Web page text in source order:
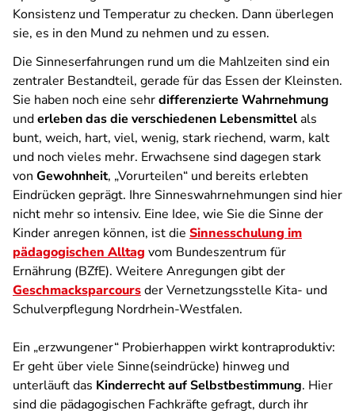
Konsistenz und Temperatur zu checken. Dann überlegen
sie, es in den Mund zu nehmen und zu essen.
Die Sinneserfahrungen rund um die Mahlzeiten sind ein
zentraler Bestandteil, gerade für das Essen der Kleinsten.
Sie haben noch eine sehrdifferenzierte Wahrnehmung
underleben das die verschiedenen Lebensmittelals
bunt, weich, hart, viel, wenig, stark riechend, warm, kalt
und noch vieles mehr. Erwachsene sind dagegen stark
von Gewohnheit, „Vorurteilen“ und bereits erlebten
Eindrücken geprägt. Ihre Sinneswahrnehmungen sind hier
nicht mehr so intensiv. Eine Idee, wie Sie die Sinne der
Kinder anregen können, ist die Sinnesschulung im
pädagogischen Alltag vom Bundeszentrum für
Ernährung (BZfE). Weitere Anregungen gibt der
Geschmacksparcoursder Vernetzungsstelle Kita- und
Schulverpflegung Nordrhein-Westfalen.
Ein „erzwungener“ Probierhappen wirkt kontraproduktiv:
Er geht über viele Sinne(seindrücke) hinweg und
unterläuft das Kinderrecht auf Selbstbestimmung. Hier
sind die pädagogischen Fachkräfte gefragt, durch ihr